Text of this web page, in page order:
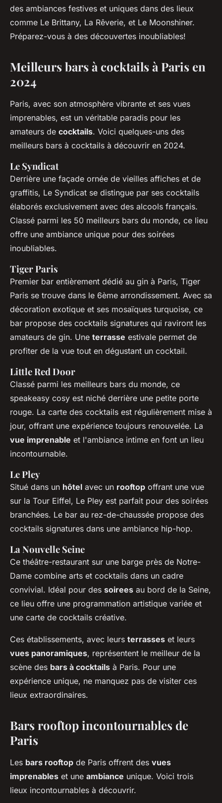
des ambiances festives et uniques dans des lieux
comme Le Brittany, La Rêverie, et Le Moonshiner.
Préparez-vous à des découvertes inoubliables!
Meilleurs bars à cocktails à Paris en
2024
Paris, avec son atmosphère vibrante et ses vues
imprenables, est un véritable paradis pour les
amateurs de cocktails. Voici quelques-uns des
meilleurs bars à cocktails à découvrir en 2024.
Le Syndicat
Derrière une façade ornée de vieilles affiches et de
graffitis, Le Syndicat se distingue par ses cocktails
élaborés exclusivement avec des alcools français.
Classé parmi les 50 meilleurs bars du monde, ce lieu
offre une ambiance unique pour des soirées
inoubliables.
Tiger Paris
Premier bar entièrement dédié au gin à Paris, Tiger
Paris se trouve dans le 6ème arrondissement. Avec sa
décoration exotique et ses mosaïques turquoise, ce
bar propose des cocktails signatures qui raviront les
amateurs de gin. Une terrasse estivale permet de
profiter de la vue tout en dégustant un cocktail.
Little Red Door
Classé parmi les meilleurs bars du monde, ce
speakeasy cosy est niché derrière une petite porte
rouge. La carte des cocktails est régulièrement mise à
jour, offrant une expérience toujours renouvelée. La
vue imprenable et l'ambiance intime en font un lieu
incontournable.
Le Pley
Situé dans un hôtel avec un rooftop offrant une vue
sur la Tour Eiffel, Le Pley est parfait pour des soirées
branchées. Le bar au rez-de-chaussée propose des
cocktails signatures dans une ambiance hip-hop.
La Nouvelle Seine
Ce théâtre-restaurant sur une barge près de Notre-
Dame combine arts et cocktails dans un cadre
convivial. Idéal pour des soirees au bord de la Seine,
ce lieu offre une programmation artistique variée et
une carte de cocktails créative.
Ces établissements, avec leurs terrasses et leurs
vues panoramiques, représentent le meilleur de la
scène des bars à cocktails à Paris. Pour une
expérience unique, ne manquez pas de visiter ces
lieux extraordinaires.
Bars rooftop incontournables de
Paris
Les bars rooftop de Paris offrent des vues
imprenables et une ambiance unique. Voici trois
lieux incontournables à découvrir.